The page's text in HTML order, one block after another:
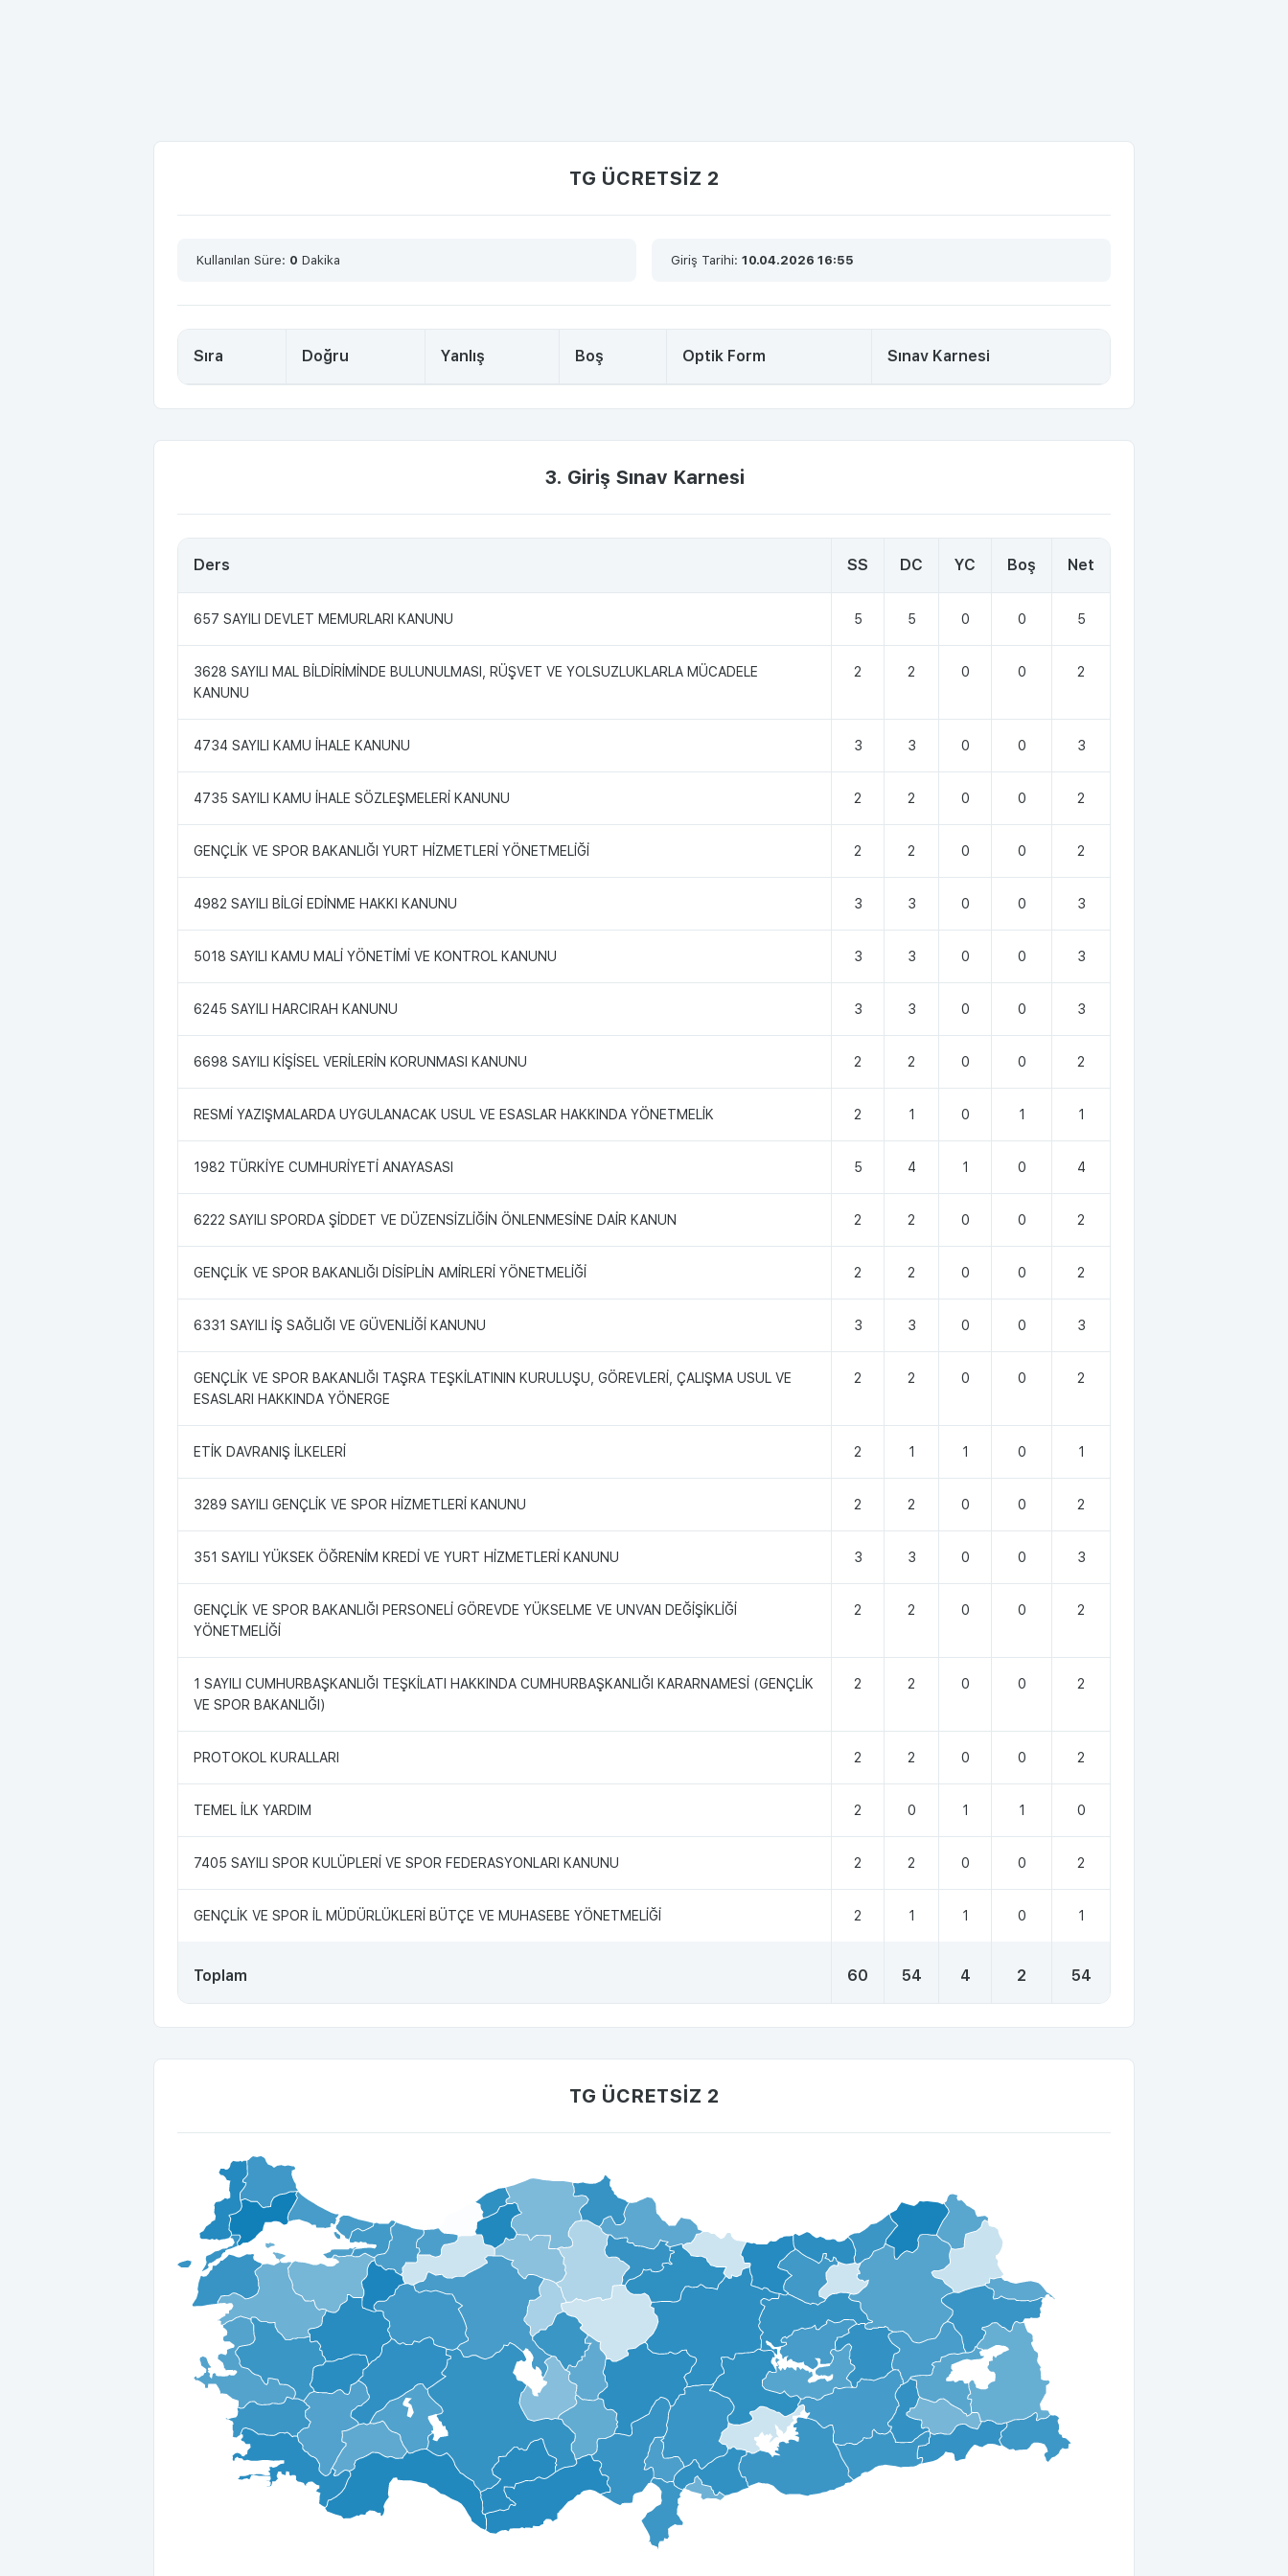
TG ÜCRETSİZ 2
Kullanılan Süre: 0 Dakika Giriş Tarihi: 10.04.2026 16:55
Sıra Doğru Yanlış Boş Optik Form Sınav Karnesi
3. Giriş Sınav Karnesi
Ders SS DC YC Boş Net
657 SAYILI DEVLET MEMURLARI KANUNU 5 5 0 0 5
3628 SAYILI MAL BİLDİRİMİNDE BULUNULMASI, RÜŞVET VE YOLSUZLUKLARLA MÜCADELE
KANUNU
2 2 0 0 2
4734 SAYILI KAMU İHALE KANUNU 3 3 0 0 3
4735 SAYILI KAMU İHALE SÖZLEŞMELERİ KANUNU 2 2 0 0 2
GENÇLİK VE SPOR BAKANLIĞI YURT HİZMETLERİ YÖNETMELİĞİ 2 2 0 0 2
4982 SAYILI BİLGİ EDİNME HAKKI KANUNU 3 3 0 0 3
5018 SAYILI KAMU MALİ YÖNETİMİ VE KONTROL KANUNU 3 3 0 0 3
6245 SAYILI HARCIRAH KANUNU 3 3 0 0 3
6698 SAYILI KİŞİSEL VERİLERİN KORUNMASI KANUNU 2 2 0 0 2
RESMİ YAZIŞMALARDA UYGULANACAK USUL VE ESASLAR HAKKINDA YÖNETMELİK 2 1 0 1 1
1982 TÜRKİYE CUMHURİYETİ ANAYASASI 5 4 1 0 4
6222 SAYILI SPORDA ŞİDDET VE DÜZENSİZLİĞİN ÖNLENMESİNE DAİR KANUN 2 2 0 0 2
GENÇLİK VE SPOR BAKANLIĞI DİSİPLİN AMİRLERİ YÖNETMELİĞİ 2 2 0 0 2
6331 SAYILI İŞ SAĞLIĞI VE GÜVENLİĞİ KANUNU 3 3 0 0 3
GENÇLİK VE SPOR BAKANLIĞI TAŞRA TEŞKİLATININ KURULUŞU, GÖREVLERİ, ÇALIŞMA USUL VE
ESASLARI HAKKINDA YÖNERGE
2 2 0 0 2
ETİK DAVRANIŞ İLKELERİ 2 1 1 0 1
3289 SAYILI GENÇLİK VE SPOR HİZMETLERİ KANUNU 2 2 0 0 2
351 SAYILI YÜKSEK ÖĞRENİM KREDİ VE YURT HİZMETLERİ KANUNU 3 3 0 0 3
GENÇLİK VE SPOR BAKANLIĞI PERSONELİ GÖREVDE YÜKSELME VE UNVAN DEĞİŞİKLİĞİ
YÖNETMELİĞİ
2 2 0 0 2
1 SAYILI CUMHURBAŞKANLIĞI TEŞKİLATI HAKKINDA CUMHURBAŞKANLIĞI KARARNAMESİ (GENÇLİK
VE SPOR BAKANLIĞI)
2 2 0 0 2
PROTOKOL KURALLARI 2 2 0 0 2
TEMEL İLK YARDIM 2 0 1 1 0
7405 SAYILI SPOR KULÜPLERİ VE SPOR FEDERASYONLARI KANUNU 2 2 0 0 2
GENÇLİK VE SPOR İL MÜDÜRLÜKLERİ BÜTÇE VE MUHASEBE YÖNETMELİĞİ 2 1 1 0 1
Toplam 60 54 4 2 54
TG ÜCRETSİZ 2